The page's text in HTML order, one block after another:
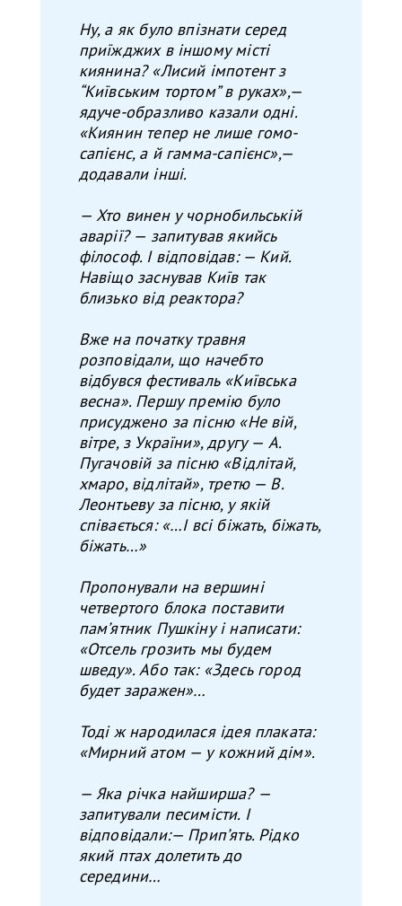
Ну, а як було впізнати серед
приїжджих в іншому місті
киянина? «Лисий імпотент з
“Київським тортом” в руках»,—
ядуче-образливо казали одні.
«Киянин тепер не лише гомо-
сапієнс, а й гамма-сапієнс»,—
додавали інші.
— Хто винен у чорнобильській
аварії? — запитував якийсь
філософ. І відповідав: — Кий.
Навіщо заснував Київ так
близько від реактора?
Вже на початку травня
розповідали, що начебто
відбувся фестиваль «Київська
весна». Першу премію було
присуджено за пісню «Не вій,
вітре, з України», другу — А.
Пугачовій за пісню «Відлітай,
хмаро, відлітай», третю — В.
Леонтьеву за пісню, у якій
співається: «…І всі біжать, біжать,
біжать…»
Пропонували на вершині
четвертого блока поставити
памʼятник Пушкіну і написати:
«Отсель грозить мы будем
шведу». Або так: «Здесь город
будет заражен»…
Тоді ж народилася ідея плаката:
«Мирний атом — у кожний дім».
— Яка річка найширша? —
запитували песимісти. І
відповідали:— Припʼять. Рідко
який птах долетить до
середини…